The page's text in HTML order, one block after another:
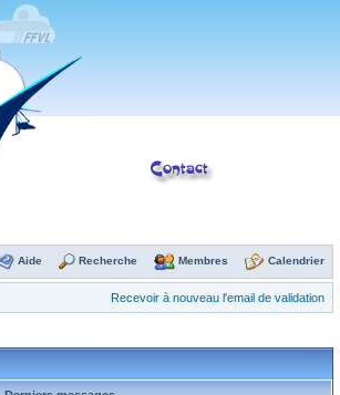
Aide Recherche Membres Calendrier
Recevoir à nouveau l'email de validation